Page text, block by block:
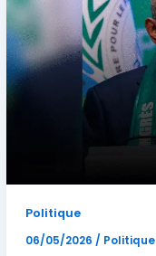
Politique
06/05/2026 / Politique